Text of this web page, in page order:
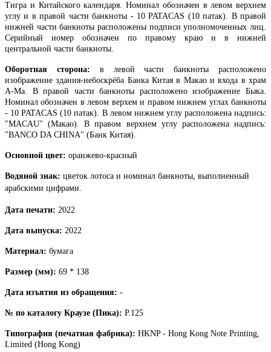
Тигра и Китайского календаря. Номинал обозначен в левом верхнем
углу и в правой части банкноты - 10 PATACAS (10 патак). В правой
нижней части банкноты расположены подписи уполномоченных лиц.
Серийный номер обозначен по правому краю и в нижней
центральной части банкноты.
Оборотная сторона: в левой части банкноты расположено
изображение здания-небоскрёба Банка Китая в Макао и входа в храм
A-Ма. В правой части банкноты расположено изображение Быка.
Номинал обозначен в левом верхем и правом нижнем углах банкноты
- 10 PATACAS (10 патак). В левом нижнем углу расположена надпись:
"MACAU" (Макао). В правом верхнем углу расположена надпись:
"BANCO DA CHINA" (Банк Китая).
Основной цвет: оранжево-красный
Водяной знак: цветок лотоса и номинал банкноты, выполненный
арабскими цифрами.
Дата печати: 2022
Дата выпуска: 2022
Материал: бумага
Размер (мм): 69 * 138
Дата изъятия из обращения: -
№ по каталогу Краузе (Пика): P.125
Типография (печатная фабрика): HKNP - Hong Kong Note Printing,
Limited (Hong Kong)